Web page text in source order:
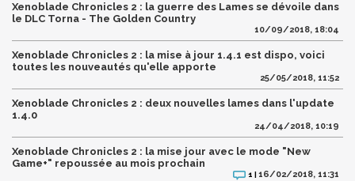
Xenoblade Chronicles 2 : la guerre des Lames se dévoile dans
le DLC Torna - The Golden Country
10/09/2018, 18:04
Xenoblade Chronicles 2 : la mise à jour 1.4.1 est dispo, voici
toutes les nouveautés qu'elle apporte
25/05/2018, 11:52
Xenoblade Chronicles 2 : deux nouvelles lames dans l'update
1.4.0
24/04/2018, 10:19
Xenoblade Chronicles 2 : la mise jour avec le mode "New
Game+" repoussée au mois prochain
1 | 16/02/2018, 11:31